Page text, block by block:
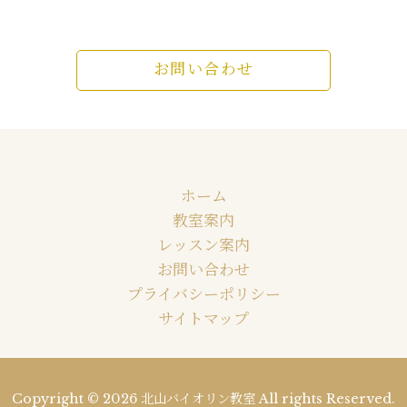
お問い合わせ
ホーム
教室案内
レッスン案内
お問い合わせ
プライバシーポリシー
サイトマップ
Copyright © 2026 北山バイオリン教室 All rights Reserved.